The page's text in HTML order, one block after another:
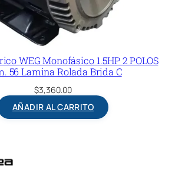
WEG Monofásico 1.5HP 2 POLOS
56 Lamina Rolada Brida C
$3,360.00
AÑADIR AL CARRITO